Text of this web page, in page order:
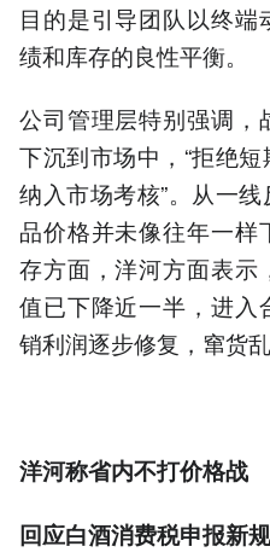
目的是引导团队以终端
绩和库存的良性平衡。
公司管理层特别强调，
下沉到市场中，“拒绝
纳入市场考核”。从一
品价格并未像往年一样
存方面，洋河方面表示
值已下降近一半，进入
销利润逐步修复，窜货
洋河称省内不打价格战
回应白酒消费税申报新规